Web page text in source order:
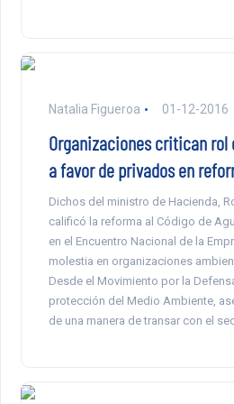
Natalia Figueroa 01-12-2016
Organizaciones critican rol
a favor de privados en
Dichos del ministro de Hacienda,
calificó la reforma al Código de
en el Encuentro Nacional de la
molestia en organizaciones
Desde el Movimiento por la
protección del Medio Ambiente,
de una manera de transar con el